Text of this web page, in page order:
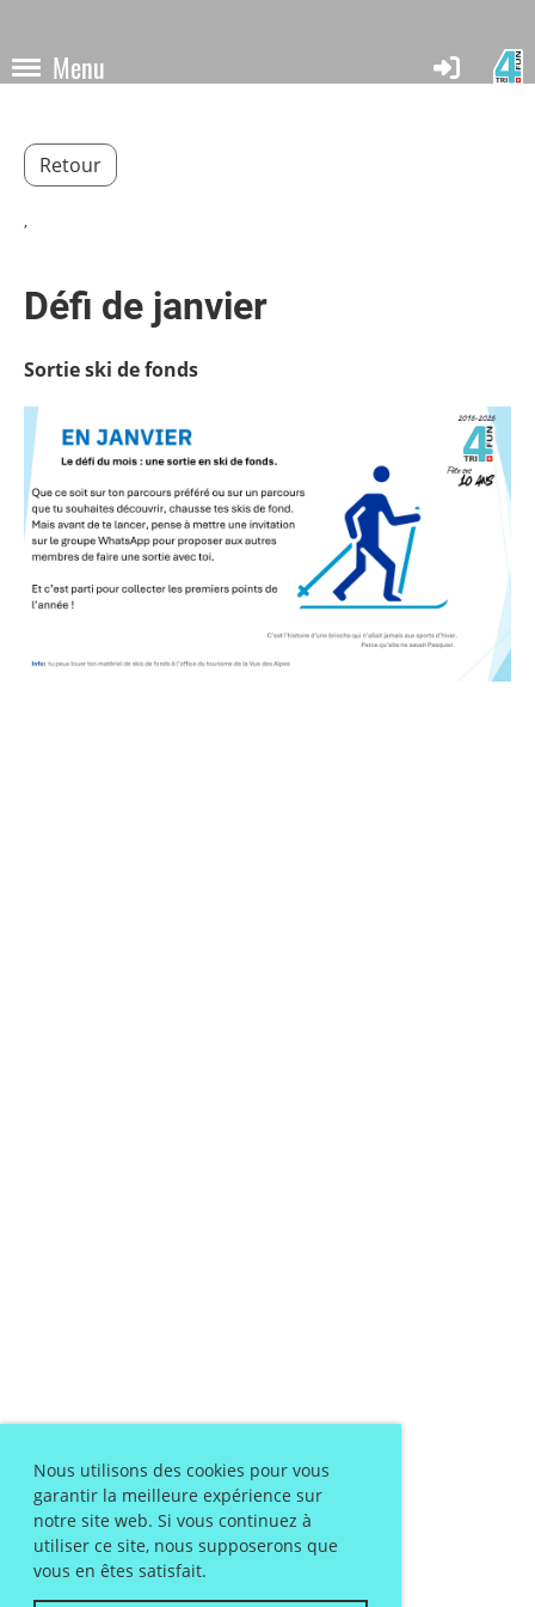
Nous utilisons des cookies pour vous
garantir la meilleure expérience sur
notre site web. Si vous continuez à
utiliser ce site, nous supposerons que
vous en êtes satisfait.
Menu
Retour
,
Défi de janvier
Sortie ski de fonds